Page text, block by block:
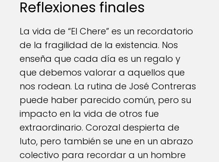
Reflexiones finales
La vida de “El Chere” es un recordatorio
de la fragilidad de la existencia. Nos
enseña que cada día es un regalo y
que debemos valorar a aquellos que
nos rodean. La rutina de José Contreras
puede haber parecido común, pero su
impacto en la vida de otros fue
extraordinario. Corozal despierta de
luto, pero también se une en un abrazo
colectivo para recordar a un hombre